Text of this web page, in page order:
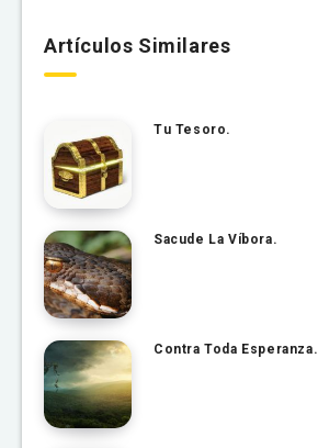
Artículos Similares
Tu Tesoro.
Sacude La Víbora.
Contra Toda Esperanza.